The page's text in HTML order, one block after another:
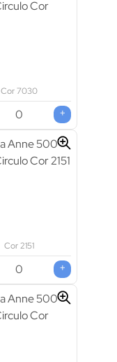
Cor 7030
+
Cor 2151
+